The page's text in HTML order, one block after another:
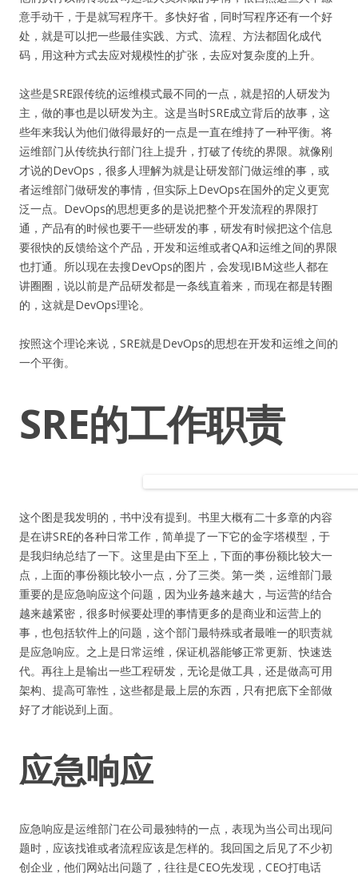
意手动干，于是就写程序干。多快好省，同时写程序还有一个好
处，就是可以把一些最佳实践、方式、流程、方法都固化成代
码，用这种方式去应对规模性的扩张，去应对复杂度的上升。
这些是SRE跟传统的运维模式最不同的一点，就是招的人研发为
主，做的事也是以研发为主。这是当时SRE成立背后的故事，这
些年来我认为他们做得最好的一点是一直在维持了一种平衡。将
运维部门从传统执行部门往上提升，打破了传统的界限。就像刚
才说的DevOps，很多人理解为就是让研发部门做运维的事，或
者运维部门做研发的事情，但实际上DevOps在国外的定义更宽
泛一点。DevOps的思想更多的是说把整个开发流程的界限打
通，产品有的时候也要干一些研发的事，研发有时候把这个信息
要很快的反馈给这个产品，开发和运维或者QA和运维之间的界限
也打通。所以现在去搜DevOps的图片，会发现IBM这些人都在
讲圈圈，说以前是产品研发都是一条线直着来，而现在都是转圈
的，这就是DevOps理论。
按照这个理论来说，SRE就是DevOps的思想在开发和运维之间的
一个平衡。
SRE的工作职责
这个图是我发明的，书中没有提到。书里大概有二十多章的内容
是在讲SRE的各种日常工作，简单提了一下它的金字塔模型，于
是我归纳总结了一下。这里是由下至上，下面的事份额比较大一
点，上面的事份额比较小一点，分了三类。第一类，运维部门最
重要的是应急响应这个问题，因为业务越来越大，与运营的结合
越来越紧密，很多时候要处理的事情更多的是商业和运营上的
事，也包括软件上的问题，这个部门最特殊或者最唯一的职责就
是应急响应。之上是日常运维，保证机器能够正常更新、快速迭
代。再往上是输出一些工程研发，无论是做工具，还是做高可用
架构、提高可靠性，这些都是最上层的东西，只有把底下全部做
好了才能说到上面。
应急响应
应急响应是运维部门在公司最独特的一点，表现为当公司出现问
题时，应该找谁或者流程应该是怎样的。我回国之后见了不少初
创企业，他们网站出问题了，往往是CEO先发现，CEO打电话